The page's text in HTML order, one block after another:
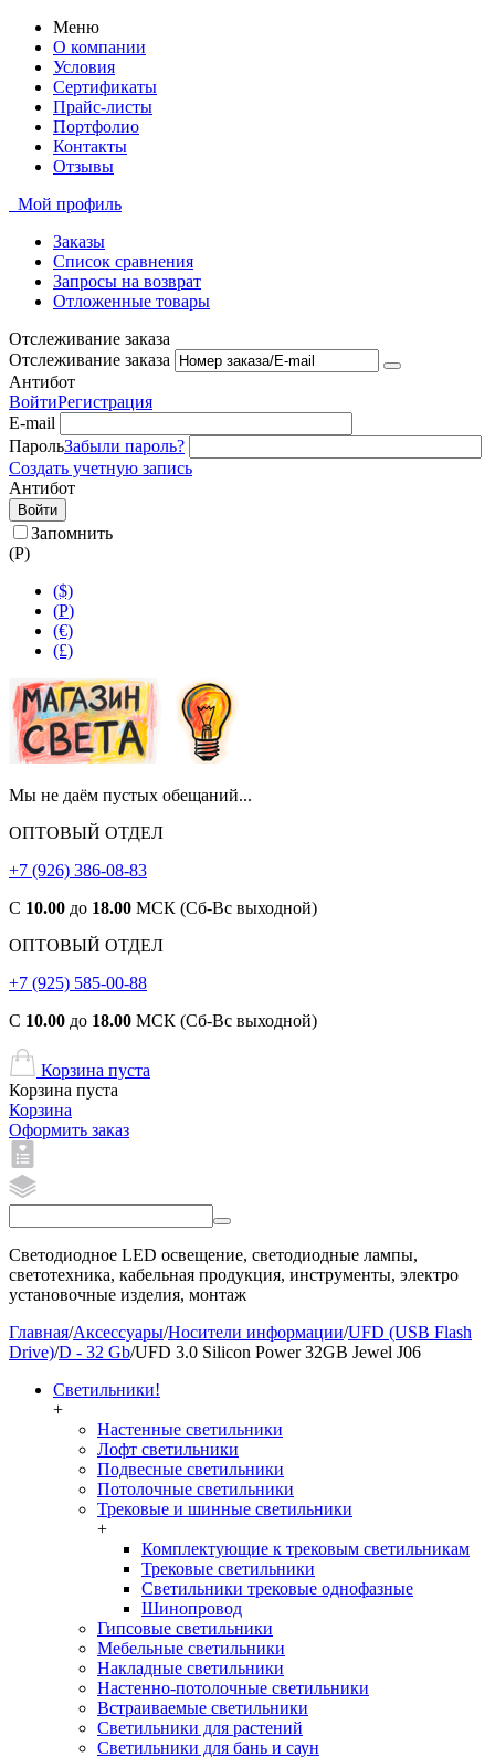
Меню
О компании
Условия
Сертификаты
Прайс-листы
Портфолио
Контакты
Отзывы
Мой профиль
Заказы
Список сравнения
Запросы на возврат
Отложенные товары
Отслеживание заказа
Отслеживание заказа
Антибот
ВойтиРегистрация
E-mail
ПарольЗабыли пароль?
Создать учетную запись
Антибот
Войти
Запомнить
(Р)
($)
(Р)
(€)
(£)
Мы не даём пустых обещаний...
ОПТОВЫЙ ОТДЕЛ
+7 (926) 386-08-83
С 10.00 до 18.00 МСК (Сб-Вс выходной)
ОПТОВЫЙ ОТДЕЛ
+7 (925) 585-00-88
С 10.00 до 18.00 МСК (Сб-Вс выходной)
Корзина пуста
Корзина пуста
Корзина
Оформить заказ
Светодиодное LED освещение, светодиодные лампы,
светотехника, кабельная продукция, инструменты, электро
установочные изделия, монтаж
Главная/Аксессуары/Носители информации/UFD (USB Flash
Drive)/D - 32 Gb/UFD 3.0 Silicon Power 32GB Jewel J06
Светильники!
+
Настенные светильники
Лофт светильники
Подвесные светильники
Потолочные светильники
Трековые и шинные светильники
+
Комплектующие к трековым светильникам
Трековые светильники
Светильники трековые однофазные
Шинопровод
Гипсовые светильники
Мебельные светильники
Накладные светильники
Настенно-потолочные светильники
Встраиваемые светильники
Светильники для растений
Светильники для бань и саун